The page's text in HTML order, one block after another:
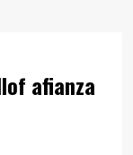
afianza